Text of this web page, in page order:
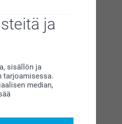
ja
sisällön ja
tarjoamisessa.
median,